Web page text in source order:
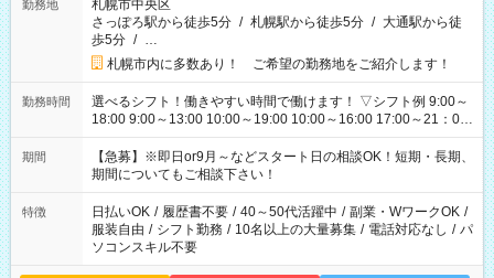
勤務地
札幌市中央区
さっぽろ駅から徒歩5分 / 札幌駅から徒歩5分 / 大通駅から徒
歩5分 / …
札幌市内に多数あり！ ご希望の勤務地をご紹介します！
勤務時間
選べるシフト！働きやすい時間で働けます！ ▽シフト例 9:00～
18:00 9:00～13:00 10:00～19:00 10:00～16:00 17:00～21：00
18:00～21：00 ■残業なし ■週3日～/1日3h～OK ■他シフトにつ
いても相談OK
期間
【急募】※即日or9月～などスタート日の相談OK！短期・長期、
期間についてもご相談下さい！
特徴 日払いOK / 履歴書不要 / 40～50代活躍中 / 副業・WワークOK /
服装自由 / シフト勤務 / 10名以上の大量募集 / 電話対応なし / パ
ソコンスキル不要